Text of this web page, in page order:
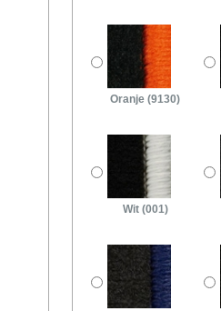
Oranje (9130)
Wit (001)